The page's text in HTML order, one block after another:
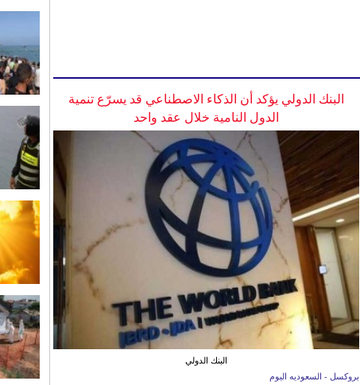
البنك الدولي يؤكد أن الذكاء الاصطناعي قد يسرّع تنمية
الدول النامية خلال عقد واحد
البنك الدولي
بروكسل - السعوديه اليوم